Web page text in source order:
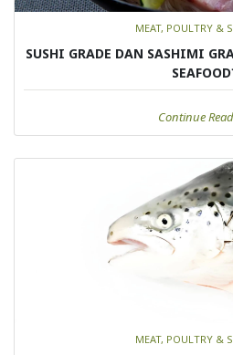
MEAT, POULTRY &
SUSHI GRADE DAN SASHIMI
Continue
MEAT, POULTRY &